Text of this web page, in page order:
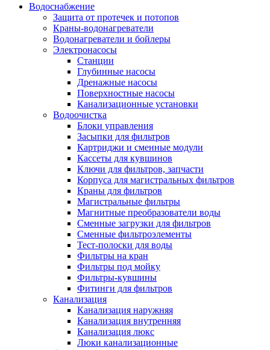
Строительные товары
Все для бани
Полезные статьи
Новости и Акции
Оплата и доставка
Сервис-центр
Адреса Сервис-центров
Водоснабжение
Защита от протечек и потопов
Краны-водонагреватели
Водонагреватели и бойлеры
Электронасосы
Станции
Глубинные насосы
Дренажные насосы
Поверхностные насосы
Канализационные установки
Водоочистка
Блоки управления
Засыпки для фильтров
Картриджи и сменные модули
Кассеты для кувшинов
Ключи для фильтров, запчасти
Корпуса для магистральных фильтров
Краны для фильтров
Магистральные фильтры
Магнитные преобразователи воды
Сменные загрузки для фильтров
Сменные фильтроэлементы
Тест-полоски для воды
Фильтры на кран
Фильтры под мойку
Фильтры-кувшины
Фитинги для фильтров
Канализация
Канализация наружняя
Канализация внутренняя
Канализация люкс
Люки канализационные